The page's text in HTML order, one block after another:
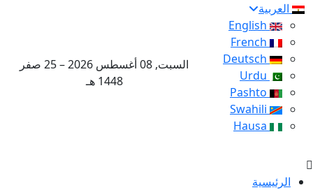
العربية
English
French
Deutsch
Urdu
Pashto
Swahili
Hausa
السبت, 08 أغسطس 2026 – 25 صفر
1448 هـ
الرئيسية